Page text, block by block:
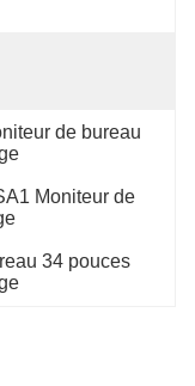
de bureau
Moniteur de
34 pouces